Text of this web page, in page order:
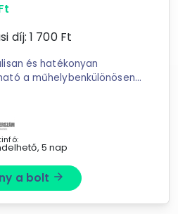
díj: 1 700Ft
és hatékonyan
a műhelybenkülönösen
...
5 nap
a bolt arrow_forward